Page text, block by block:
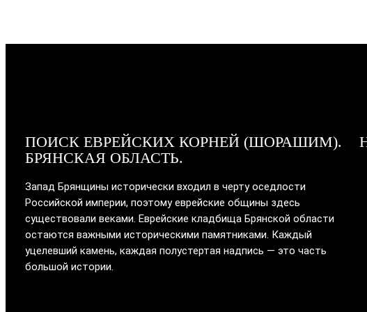
ПОИСК ЕВРЕЙСКИХ КОРНЕЙ (ШОРАШИМ).
БРЯНСКАЯ ОБЛАСТЬ.
Запад Брянщины исторически входил в черту оседлости
Российской империи, поэтому еврейские общины здесь
существовали веками. Еврейские кладбища Брянской области
остаются важными историческими памятниками. Каждый
уцелевший камень, каждая полустертая надпись — это часть
большой истории.